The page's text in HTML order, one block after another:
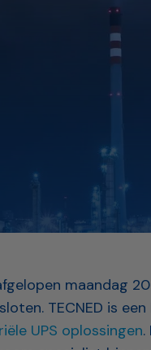
maandag
TECNED is
UPS oplossingen